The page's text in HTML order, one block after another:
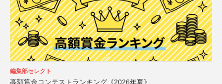
編集部セレクト
高額賞金コンテストランキング《2026年夏》